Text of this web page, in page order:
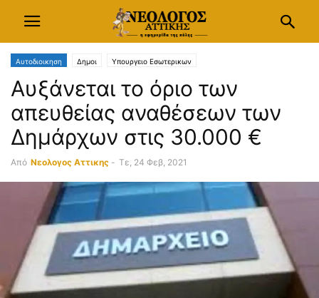
Αυτοδιοικηση Δημοι Υπουργειο Εσωτερικων
Αυξάνεται το όριο των
απευθείας αναθέσεων των
Δημάρχων στις 30.000 €
Από Νεολογος Αττικης - Τε, 24 Φεβ, 2021